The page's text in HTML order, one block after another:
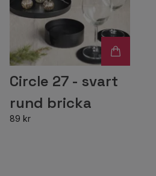
Circle 27 - svart
rund bricka
89 kr